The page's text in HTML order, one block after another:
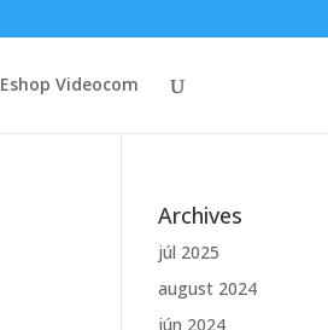
Eshop Videocom
Archives
júl 2025
august 2024
jún 2024